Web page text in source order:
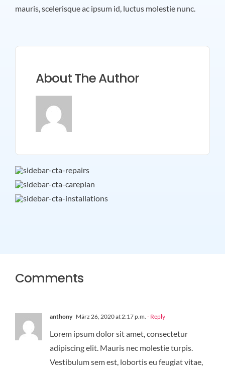
mauris, scelerisque ac ipsum id, luctus molestie nunc.
About The Author
Comments
anthony März 26, 2020 at 2:17 p.m. - Reply
Lorem ipsum dolor sit amet, consectetur
adipiscing elit. Mauris nec molestie turpis.
Vestibulum sem est, lobortis eu feugiat vitae,